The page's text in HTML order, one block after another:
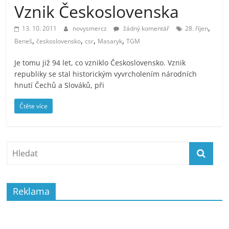
prospívá?
Vznik Československa
13. 10. 2011 novysmercz žádný komentář 28. říjen,
Beneš,československo,csr, Masaryk,TGM
Je tomu již 94 let, co vzniklo Československo. Vznik
republiky se stal historickým vyvrcholením národních
hnutí Čechů a Slováků, při
Čtěte více
Reklama